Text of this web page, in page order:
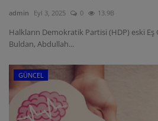
admin Eyl 3, 2025 0 13.9B
Halkların Demokratik Partisi (HDP) eski Eş
Buldan, Abdullah...
GÜNCEL